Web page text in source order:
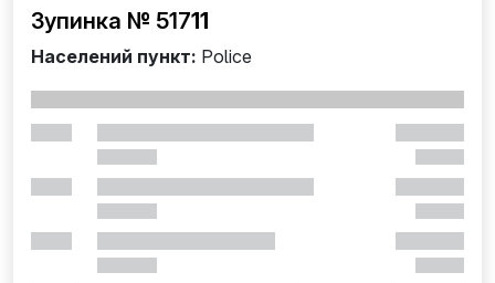
Зупинка № 51711
Населений пункт: Police